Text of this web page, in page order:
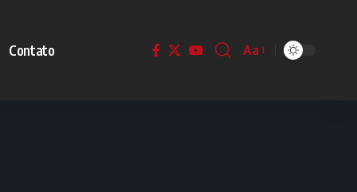
Contato Aa